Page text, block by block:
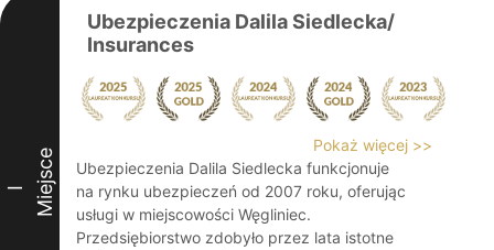
I Miejsce
Ubezpieczenia Dalila Siedlecka/
Insurances
Pokaż więcej >>
Ubezpieczenia Dalila Siedlecka funkcjonuje
na rynku ubezpieczeń od 2007 roku, oferując
usługi w miejscowości Węgliniec.
Przedsiębiorstwo zdobyło przez lata istotne